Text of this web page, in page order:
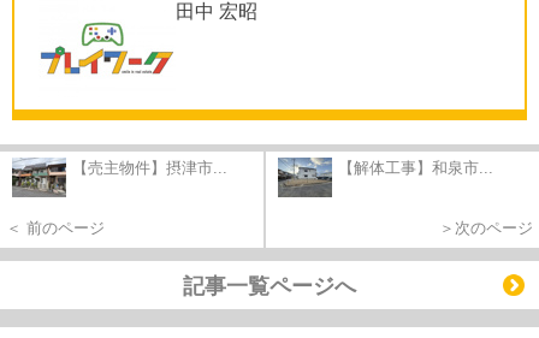
田中 宏昭
【売主物件】摂津市...
＜ 前のページ
【解体工事】和泉市...
＞次のページ
記事一覧ページへ